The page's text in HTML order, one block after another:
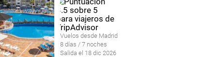
Vuelos desde Madrid
8 días / 7 noches
Salida el 18 dic 2026